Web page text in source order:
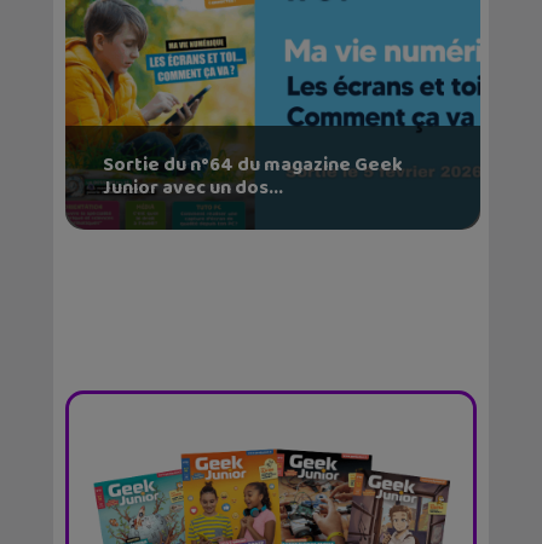
Sortie du n°64 du magazine Geek
Junior avec un dos...